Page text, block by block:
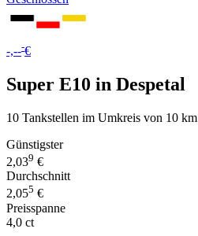
-,---€
Super E10 in Despetal
10 Tankstellen im Umkreis von 10 km
Günstigster
2,039 €
Durchschnitt
2,055 €
Preisspanne
4,0 ct